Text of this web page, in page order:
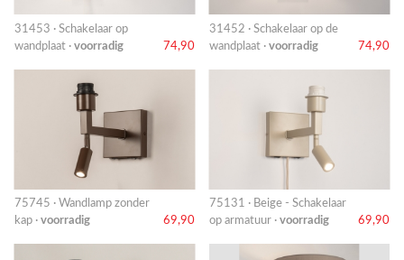
31453 · Schakelaar op
wandplaat · voorradig 74,90
31452 · Schakelaar op de
wandplaat · voorradig 74,90
75745 · Wandlamp zonder
kap · voorradig 69,90
75131 · Beige - Schakelaar
op armatuur · voorradig 69,90